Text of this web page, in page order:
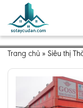
Trang chủ » Siêu thị